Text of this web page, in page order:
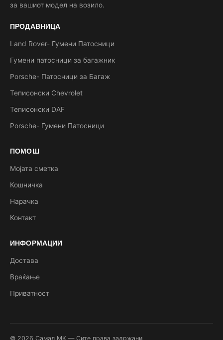
за вашиот модел на возило.
ПРОДАВНИЦА
Land Rover- Гумени Патосници
Гумени патосници за багажник
Porsche- Патосници за Багаж
Теписонски Chevrolet
Теписонски DAF
Porsche- Гумени Патосници
ПОМОШ
Мојата сметка
Кошничка
Нарачка
Контакт
ИНФОРМАЦИИ
Достава
Враќање
Приватност
© 2026 Самад.МК — Сите права задржани